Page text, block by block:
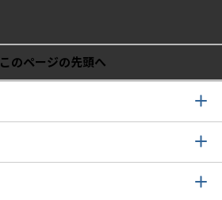
このページの先頭へ